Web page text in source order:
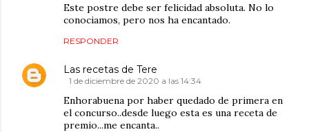
Este postre debe ser felicidad absoluta. No lo
conociamos, pero nos ha encantado.
RESPONDER
Las recetas de Tere
1 de diciembre de 2020 a las 14:34
Enhorabuena por haber quedado de primera en
el concurso..desde luego esta es una receta de
premio...me encanta..